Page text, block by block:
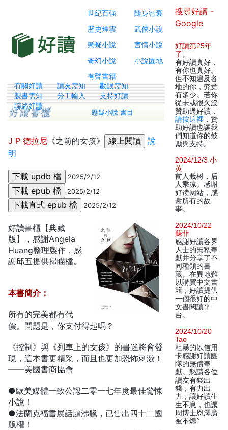
世紀百強
隨身智囊
歷史煙雲
武俠小說
懸疑小說
言情小說
奇幻小說
小說園地
有聲書籍
有關好讀 讀友需知
勘誤需知
製書需知
分工輸入
支持好讀
聯絡好讀
懸疑小說 書目
J P 德拉尼 《之前的女孩》
說
明
2025/2/12
2025/2/12
2025/2/12
好讀書櫃【典藏
版】，感謝Angela
Huang整理製作，感
謝邱五提供掃瞄檔。
本書簡介：
所有的完美都有代
價。問題是，你支付得起嗎？
《控制》與《列車上的女孩》的書迷將會發
現，這本書更精采，而且也更加恐怖刺激！
——美國書商協會
●歐美媒體一致公認二零一七年度最佳驚悚
小說！
●法蘭克福書展話題沸騰，已售出四十二國
版權！
搜尋好讀 -
Google
好讀第25年
了 。
有好讀真好，
有你也真好。
但不知遍及各
地的你，究竟
有多少。若你
從未或很久沒
贊助過好讀，
請按這裡 ，贊
助好讀也讓我
們知道你的鼓
勵與支持。
2024/12/3 小
黄
前人栽树，后
人乘凉。感谢
好读网站，感
谢所有的故
事。
2024/10/22
蘇菲
感謝好讀各界
人士的無私奉
獻并分享了不
同種類的書
藏。在異地難
以購買中文書
籍，好讀提供
一個很好的中
文書閱讀平
台。
2024/10/20
Tao
粗暴的以信用
卡感謝好讀團
隊的無償奉
獻。懇請各位
讀友有錢出
錢，有力出
力，讓好讀生
生不息，也讓
周博士恩澤廣
被不熄°